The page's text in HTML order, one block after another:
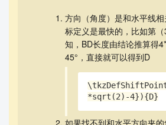
方向（角度）是和水平线
标定义是最快的，比如第
知，BD长度由结论推算得
45°，直接就可以得到D
*sqrt(2)-4}){D}
如果找不到和水平方向夹